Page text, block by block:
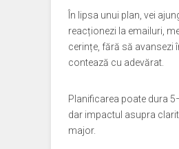
În lipsa unui plan, vei
reacționezi la emailuri,
cerințe, fără să avansezi
contează cu adevărat.
Planificarea poate dura
dar impactul asupra
major.